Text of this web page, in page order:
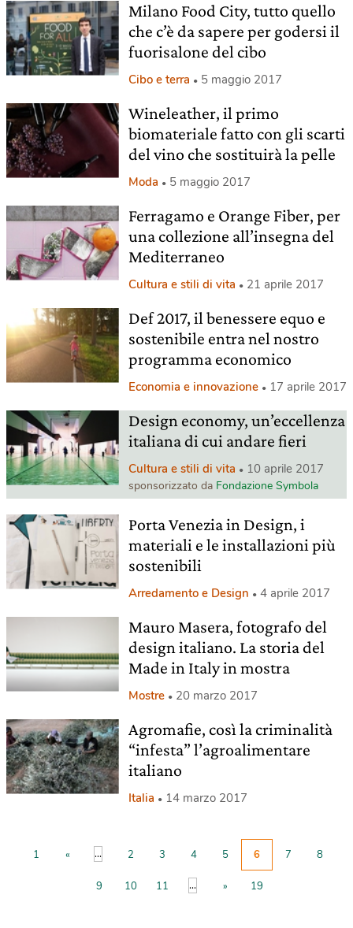
Milano Food City, tutto quello
che c’è da sapere per godersi il
fuorisalone del cibo
Cibo e terra 5 maggio 2017
Wineleather, il primo
biomateriale fatto con gli scarti
del vino che sostituirà la pelle
Moda 5 maggio 2017
Ferragamo e Orange Fiber, per
una collezione all’insegna del
Mediterraneo
Cultura e stili di vita 21 aprile 2017
Def 2017, il benessere equo e
sostenibile entra nel nostro
programma economico
Economia e innovazione 17 aprile 2017
Design economy, un’eccellenza
italiana di cui andare fieri
Cultura e stili di vita 10 aprile 2017
sponsorizzato da Fondazione Symbola
Porta Venezia in Design, i
materiali e le installazioni più
sostenibili
Arredamento e Design 4 aprile 2017
Mauro Masera, fotografo del
design italiano. La storia del
Made in Italy in mostra
Mostre 20 marzo 2017
Agromafie, così la criminalità
“infesta” l’agroalimentare
italiano
Italia 14 marzo 2017
1 « ... 2 3 4 5 6 7 8
9 10 11 ... » 19